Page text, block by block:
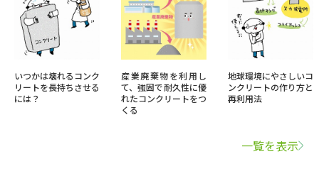
いつかは壊れるコンク
リートを長持ちさせる
には？
産業廃棄物を利用し
て、強固で耐久性に優
れたコンクリートをつ
くる
地球環境にやさしいコ
ンクリートの作り方と
再利用法
一覧を表示